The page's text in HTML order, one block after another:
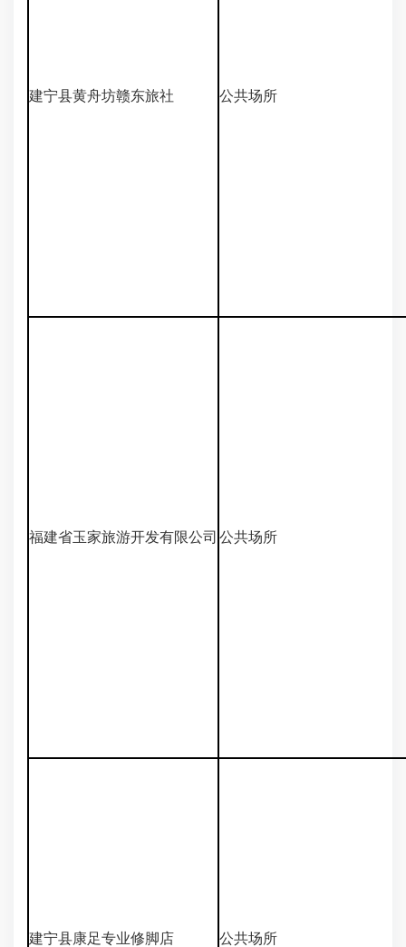
建宁县黄舟坊赣东旅社 公共场所
福建省玉家旅游开发有限公司 公共场所
建宁县康足专业修脚店 公共场所